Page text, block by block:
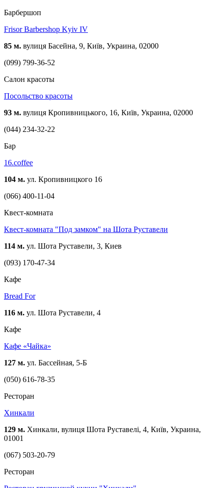
Барбершоп
Frisor Barbershop Kyiv IV
85 м. вулиця Басейна, 9, Київ, Украина, 02000
(099) 799-36-52
Cалон красоты
Посольство красоты
93 м. вулиця Кропивницького, 16, Київ, Украина, 02000
(044) 234-32-22
Бар
16.coffee
104 м. ул. Кропивницкого 16
(066) 400-11-04
Квест-комната
Квест-комната "Под замком" на Шота Руставели
114 м. ул. Шота Руставели, 3, Киев
(093) 170-47-34
Кафе
Bread For
116 м. ул. Шота Руставели, 4
Кафе
Кафе «Чайка»
127 м. ул. Бассейная, 5-Б
(050) 616-78-35
Ресторан
Хинкали
129 м. Хинкали, вулиця Шота Руставелі, 4, Київ, Украина,
01001
(067) 503-20-79
Ресторан